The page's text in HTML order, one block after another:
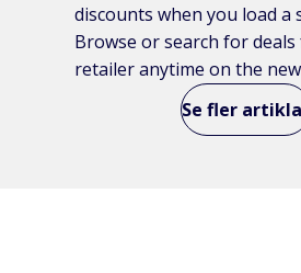
discounts when you load a
Browse or search for
retailer anytime on the
Se fler